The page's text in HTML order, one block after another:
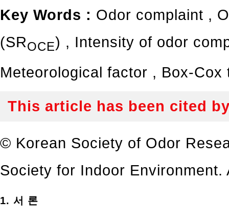
Key Words : Odor complaint ,
(SROCE) , Intensity of odor
Meteorological factor , Box-Cox
This article has been cited
© Korean Society of Odor
Society for Indoor
1. 서 론